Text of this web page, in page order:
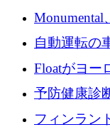
ー交換ネッ
リーズ B で
自動運転の
が世界をリ
Floatがヨー
シリーズA
予防健康診
が 7 億ドル
フィンラン